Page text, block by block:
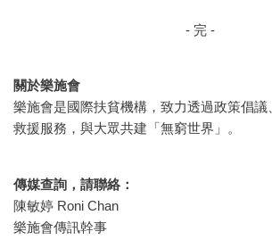
- 完 -
關於樂施會
樂施會是國際扶貧機構，致力透過政策倡議
救援服務，與大眾共建「無窮世界」。
傳媒查詢，請聯絡：
陳敏婷 Roni Chan
樂施會傳訊幹事